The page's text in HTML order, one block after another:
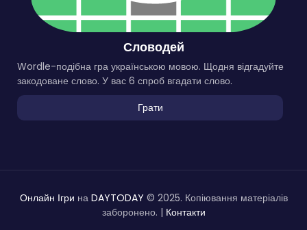
Словодей
Wordle-подібна гра українською мовою. Щодня відгадуйте
закодоване слово. У вас 6 спроб вгадати слово.
Грати
Онлайн Ігри на DAYTODAY © 2025. Копіювання матеріалів
заборонено. | Контакти